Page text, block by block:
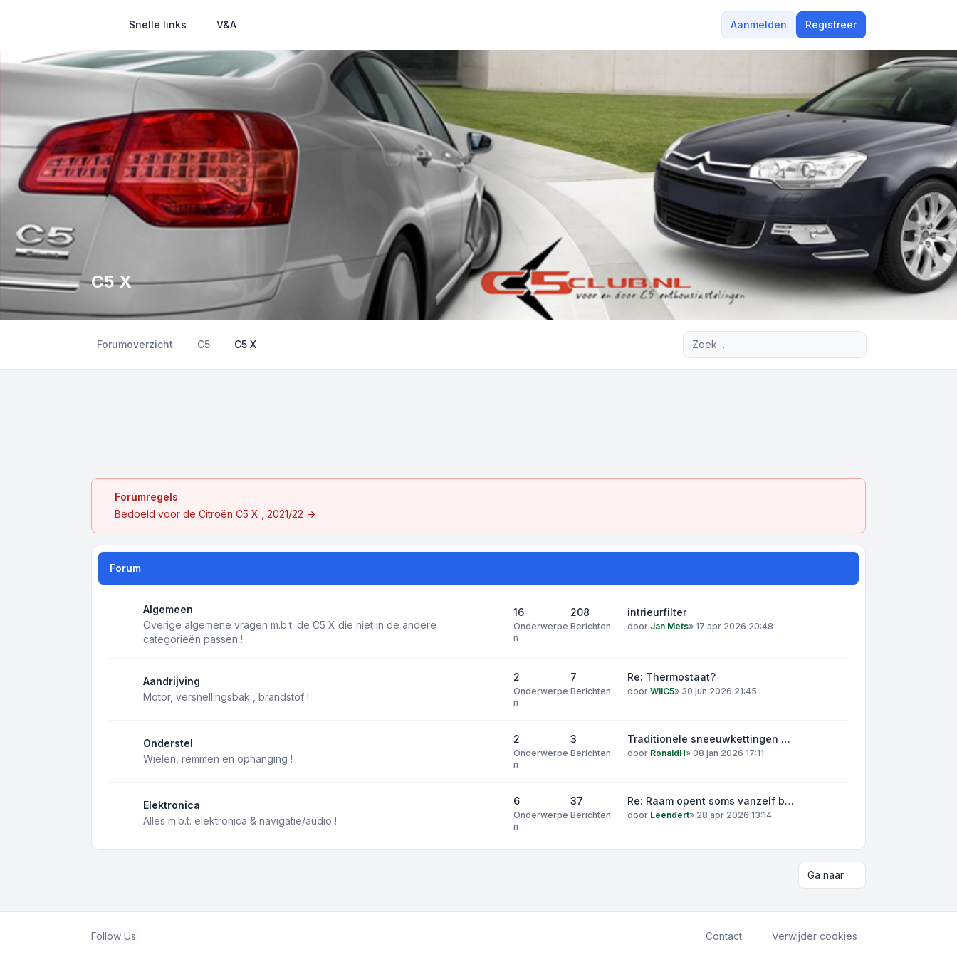
Snelle links V&A Aanmelden Registreer
C5 X
Forumoverzicht C5 C5 X
Forumregels
Bedoeld voor de Citroën C5 X , 2021/22 ->
Forum
Algemeen
Overige algemene vragen m.b.t. de C5 X die niet in de andere
categorieën passen !
16
Onderwerpe
n
208
Berichten
intrieurfilter
door Jan Mets» 17 apr 2026 20:48
Aandrijving
Motor, versnellingsbak , brandstof !
2
Onderwerpe
n
7
Berichten
Re: Thermostaat?
door WilC5» 30 jun 2026 21:45
Onderstel
Wielen, remmen en ophanging !
2
Onderwerpe
n
3
Berichten
Traditionele sneeuwkettingen …
door RonaldH» 08 jan 2026 17:11
Elektronica
Alles m.b.t. elektronica & navigatie/audio !
6
Onderwerpe
n
37
Berichten
Re: Raam opent soms vanzelf b…
door Leendert» 28 apr 2026 13:14
Ga naar
Follow Us: Contact Verwijder cookies